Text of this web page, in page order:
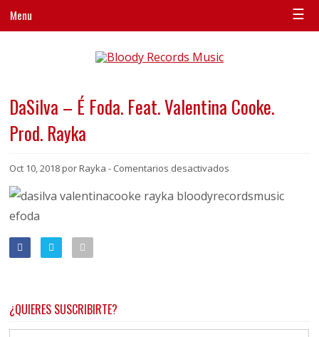
Menu ☰
DaSilva – É Foda. Feat. Valentina Cooke.
Prod. Rayka
Oct 10, 2018 por Rayka - Comentarios desactivados
–
¿QUIERES SUSCRIBIRTE?